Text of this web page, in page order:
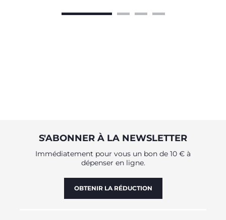
S'ABONNER À LA NEWSLETTER
Immédiatement pour vous un bon de 10 € à
dépenser en ligne.
OBTENIR LA RÉDUCTION